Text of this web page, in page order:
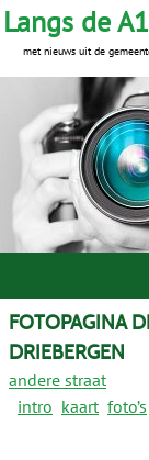
FOTOPAGINA
DRIEBERGEN
andere straat
intro kaart foto’s
Langs de
met nieuws uit de